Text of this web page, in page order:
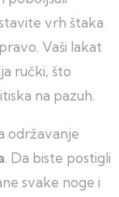
vrh štaka
Vaši lakat
ručki, što
na pazuh.
održavanje
. Da biste postigli
svake noge i